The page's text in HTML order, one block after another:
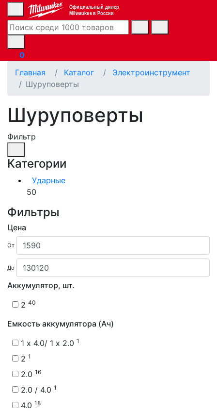
Официальный дилер
Milwaukee в России
0
Главная
Каталог
Электроинструмент
Шуруповерты
Шуруповерты
Фильтр
Категории
Ударные
50
Фильтры
Цена
От
До
Аккумулятор, шт.
2 40
Емкость аккумулятора (Ач)
1 x 4.0/ 1 x 2.0 1
2 1
2.0 16
2.0 / 4.0 1
4.0 18